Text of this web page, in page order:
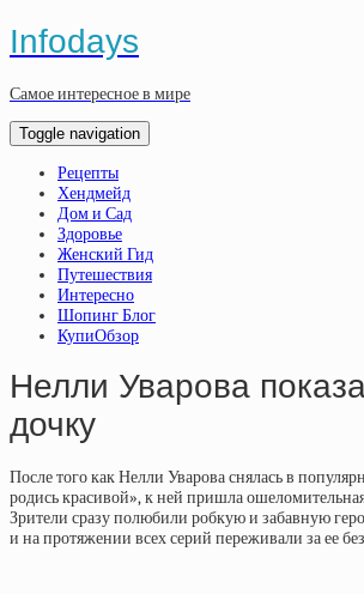
Infodays
Самое интересное в мире
Toggle navigation
Рецепты
Хендмейд
Дом и Сад
Здоровье
Женский Гид
Путешествия
Интересно
Шопинг Блог
КупиОбзор
Нелли Уварова
дочку
После того как Нелли Уварова снялась в
родись красивой», к ней пришла
Зрители сразу полюбили робкую и забавную
и на протяжении всех серий переживали за ее